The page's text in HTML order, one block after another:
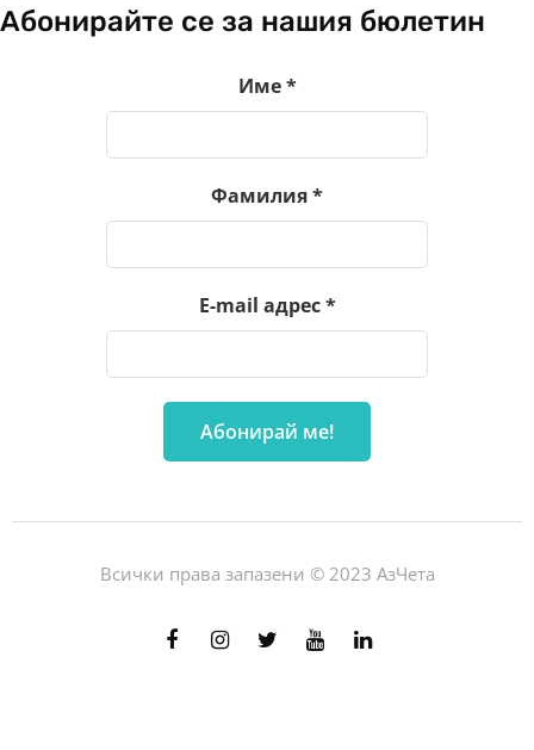
Абонирайте се за нашия бюлетин
Име*
Фамилия*
E-mail адрес*
Всички права запазени © 2023 АзЧета